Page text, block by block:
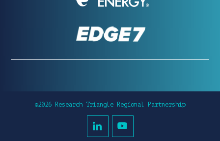
©2026 Research Triangle Regional Partnership